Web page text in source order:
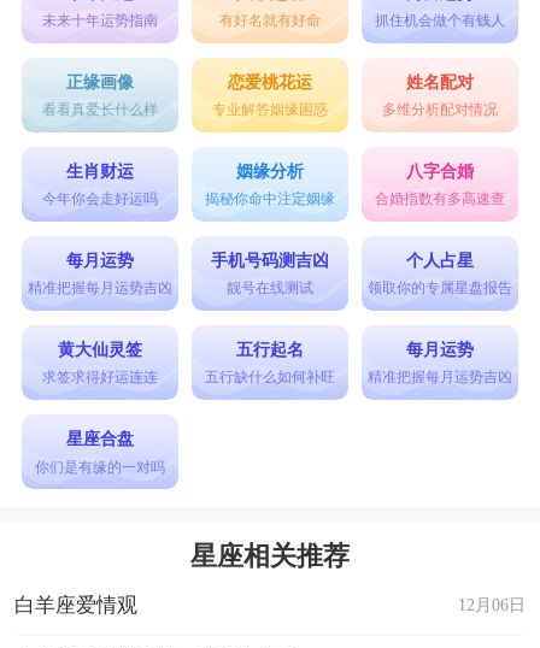
未来十年运势指南 有好名就有好命 抓住机会做个有钱人
正缘画像
看看真爱长什么样
恋爱桃花运
专业解答姻缘困惑
姓名配对
多维分析配对情况
生肖财运
今年你会走好运吗
姻缘分析
揭秘你命中注定姻缘
八字合婚
合婚指数有多高速查
每月运势
精准把握每月运势吉凶
手机号码测吉凶
靓号在线测试
个人占星
领取你的专属星盘报告
黄大仙灵签
求签求得好运连连
五行起名
五行缺什么如何补旺
每月运势
精准把握每月运势吉凶
星座合盘
你们是有缘的一对吗
星座相关推荐
12月06日
白羊座爱情观